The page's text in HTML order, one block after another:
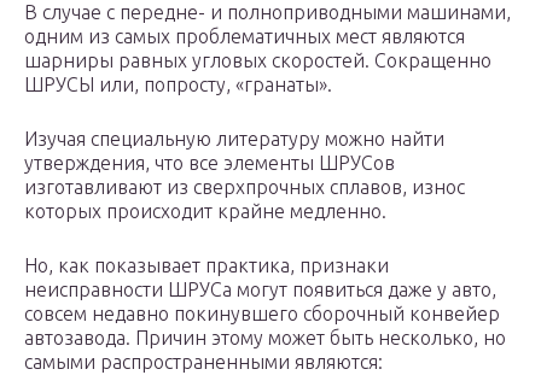
В случае с передне- и полноприводными машинами,
одним из самых проблематичных мест являются
шарниры равных угловых скоростей. Сокращенно
ШРУСЫ или, попросту, «гранаты».
Изучая специальную литературу можно найти
утверждения, что все элементы ШРУСов
изготавливают из сверхпрочных сплавов, износ
которых происходит крайне медленно.
Но, как показывает практика, признаки
неисправности ШРУСа могут появиться даже у авто,
совсем недавно покинувшего сборочный конвейер
автозавода. Причин этому может быть несколько, но
самыми распространенными являются: